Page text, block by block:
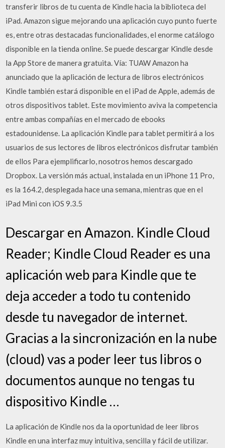
transferir libros de tu cuenta de Kindle hacia la biblioteca del
iPad. Amazon sigue mejorando una aplicación cuyo punto fuerte
es, entre otras destacadas funcionalidades, el enorme catálogo
disponible en la tienda online. Se puede descargar Kindle desde
la App Store de manera gratuita. Vía: TUAW Amazon ha
anunciado que la aplicación de lectura de libros electrónicos
Kindle también estará disponible en el iPad de Apple, además de
otros dispositivos tablet. Este movimiento aviva la competencia
entre ambas compañías en el mercado de ebooks
estadounidense. La aplicación Kindle para tablet permitirá a los
usuarios de sus lectores de libros electrónicos disfrutar también
de ellos Para ejemplificarlo, nosotros hemos descargado
Dropbox. La versión más actual, instalada en un iPhone 11 Pro,
es la 164.2, desplegada hace una semana, mientras que en el
iPad Mini con iOS 9.3.5
Descargar en Amazon. Kindle Cloud
Reader; Kindle Cloud Reader es una
aplicación web para Kindle que te
deja acceder a todo tu contenido
desde tu navegador de internet.
Gracias a la sincronización en la nube
(cloud) vas a poder leer tus libros o
documentos aunque no tengas tu
dispositivo Kindle …
La aplicación de Kindle nos da la oportunidad de leer libros
Kindle en una interfaz muy intuitiva, sencilla y fácil de utilizar.